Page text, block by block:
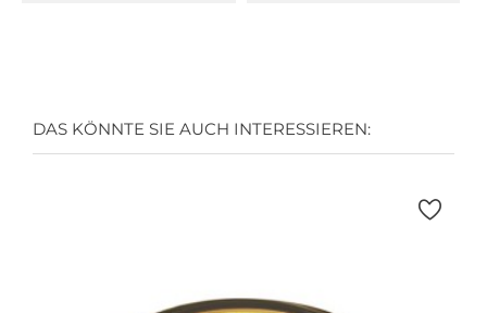
DAS KÖNNTE SIE AUCH INTERESSIEREN: